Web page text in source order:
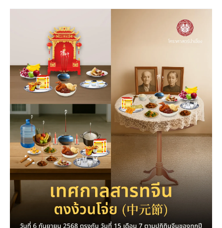
2568